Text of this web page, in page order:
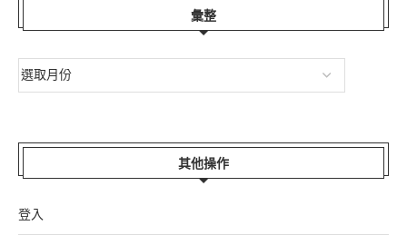
彙整
其他操作
登入